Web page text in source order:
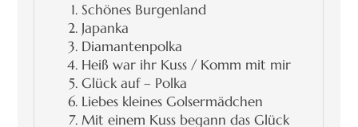
Schönes Burgenland
Japanka
Diamantenpolka
Heiß war ihr Kuss / Komm mit mir
Glück auf – Polka
Liebes kleines Golsermädchen
Mit einem Kuss begann das Glück